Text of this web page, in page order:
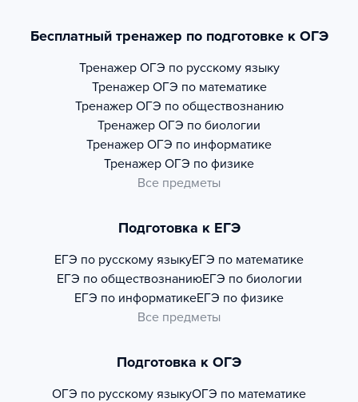
Бесплатный тренажер по подготовке к ОГЭ
Тренажер ОГЭ по русскому языку
Тренажер ОГЭ по математике
Тренажер ОГЭ по обществознанию
Тренажер ОГЭ по биологии
Тренажер ОГЭ по информатике
Тренажер ОГЭ по физике
Все предметы
Подготовка к ЕГЭ
ЕГЭ по русскому языкуЕГЭ по математике
ЕГЭ по обществознаниюЕГЭ по биологии
ЕГЭ по информатикеЕГЭ по физике
Все предметы
Подготовка к ОГЭ
ОГЭ по русскому языкуОГЭ по математике